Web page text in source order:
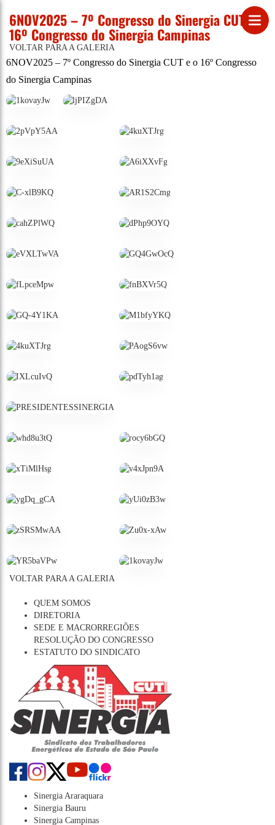
6NOV2025 – 7º Congresso do Sinergia CUT e o
16º Congresso do Sinergia Campinas
VOLTAR PARA A GALERIA
6NOV2025 – 7º Congresso do Sinergia CUT e o 16º Congresso
do Sinergia Campinas
VOLTAR PARA A GALERIA
QUEM SOMOS
DIRETORIA
SEDE E MACRORREGIÕES
RESOLUÇÃO DO CONGRESSO
ESTATUTO DO SINDICATO
Sinergia Araraquara
Sinergia Bauru
Sinergia Campinas